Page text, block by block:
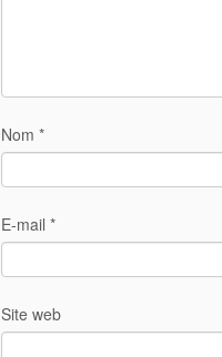
Nom *
E-mail *
Site web